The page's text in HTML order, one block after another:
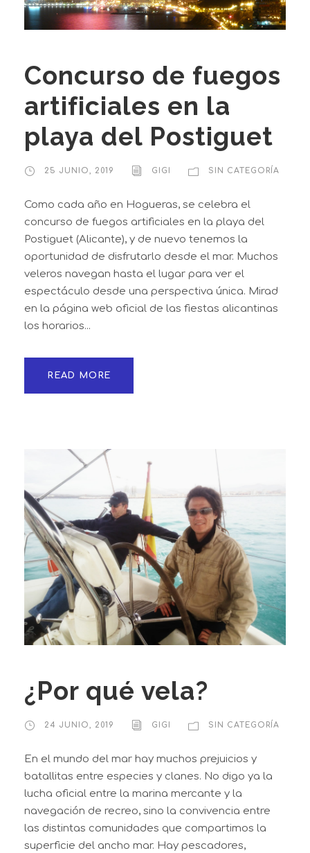
Concurso de fuegos
artificiales en la
playa del Postiguet
25 JUNIO, 2019 GIGI SIN CATEGORÍA
Como cada año en Hogueras, se celebra el
concurso de fuegos artificiales en la playa del
Postiguet (Alicante), y de nuevo tenemos la
oportunidad de disfrutarlo desde el mar. Muchos
veleros navegan hasta el lugar para ver el
espectáculo desde una perspectiva única. Mirad
en la página web oficial de las fiestas alicantinas
los horarios...
READ MORE
¿Por qué vela?
24 JUNIO, 2019 GIGI SIN CATEGORÍA
En el mundo del mar hay muchos prejuicios y
batallitas entre especies y clanes. No digo ya la
lucha oficial entre la marina mercante y la
navegación de recreo, sino la convivencia entre
las distintas comunidades que compartimos la
superficie del ancho mar. Hay pescadores,